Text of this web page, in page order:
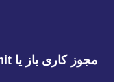
مجوز کاری باز یا Open Work Permit